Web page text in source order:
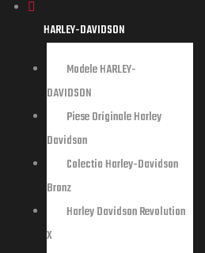
HARLEY-DAVIDSON
Modele HARLEY-
DAVIDSON
Piese Originale Harley
Davidson
Colectia Harley-Davidson
Bronz
Harley Davidson Revolution
X